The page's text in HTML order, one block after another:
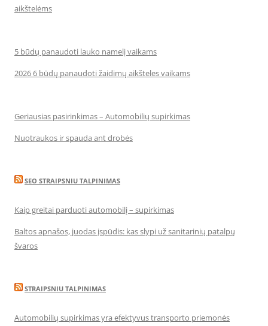
aikštelėms
5 būdų panaudoti lauko namelį vaikams
2026 6 būdų panaudoti žaidimų aikšteles vaikams
Geriausias pasirinkimas – Automobilių supirkimas
Nuotraukos ir spauda ant drobės
SEO STRAIPSNIU TALPINIMAS
Kaip greitai parduoti automobilį – supirkimas
Baltos apnašos, juodas įspūdis: kas slypi už sanitarinių patalpų
švaros
STRAIPSNIU TALPINIMAS
Automobilių supirkimas yra efektyvus transporto priemonės